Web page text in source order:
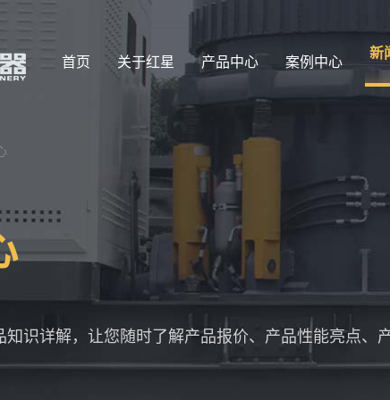
首页 关于红星 产品中心 案例中心
新
识详解，让您随时了解产品报价、产品性能亮点、